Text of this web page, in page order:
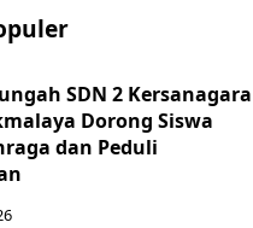
SDN 2 Kersanagara
Dorong Siswa
dan Peduli